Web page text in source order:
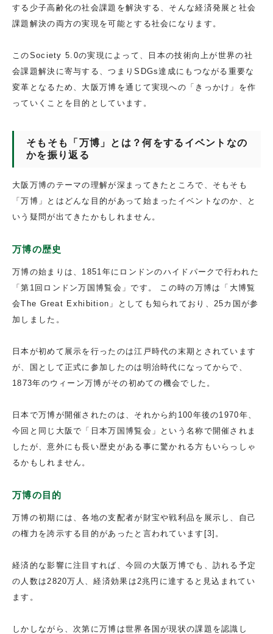
する少子高齢化の社会課題を解決する、そんな経済発展と社会
課題解決の両方の実現を可能とする社会になります。
このSociety 5.0の実現によって、日本の技術向上が世界の社
会課題解決に寄与する、つまりSDGs達成にもつながる重要な
変革となるため、大阪万博を通じて実現への「きっかけ」を作
っていくことを目的としています。
そもそも「万博」とは？何をするイベントなの
かを振り返る
大阪万博のテーマの理解が深まってきたところで、そもそも
「万博」とはどんな目的があって始まったイベントなのか、と
いう疑問が出てきたかもしれません。
万博の歴史
万博の始まりは、1851年にロンドンのハイドパークで行われた
「第1回ロンドン万国博覧会」です。 この時の万博は「大博覧
会The Great Exhibition」としても知られており、25カ国が参
加しました。
日本が初めて展示を行ったのは江戸時代の末期とされています
が、国として正式に参加したのは明治時代になってからで、
1873年のウィーン万博がその初めての機会でした。
日本で万博が開催されたのは、それから約100年後の1970年、
今回と同じ大阪で「日本万国博覧会」という名称で開催されま
したが、意外にも長い歴史がある事に驚かれる方もいらっしゃ
るかもしれません。
万博の目的
万博の初期には、各地の支配者が財宝や戦利品を展示し、自己
の権力を誇示する目的があったと言われています[3]。
経済的な影響に注目すれば、今回の大阪万博でも、訪れる予定
の人数は2820万人、経済効果は2兆円に達すると見込まれてい
ます。
しかしながら、次第に万博は世界各国が現状の課題を認識し